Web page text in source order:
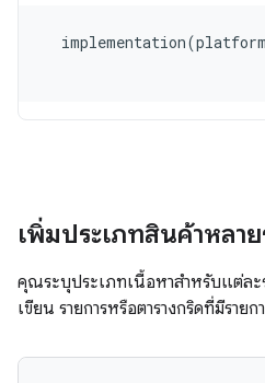
เพิ่มประเภทสินค้าหลาย
คุณระบุประเภทเนื้อหาสำหรับแต่ละร
เขียน รายการหรือตารางกริดที่มีราย